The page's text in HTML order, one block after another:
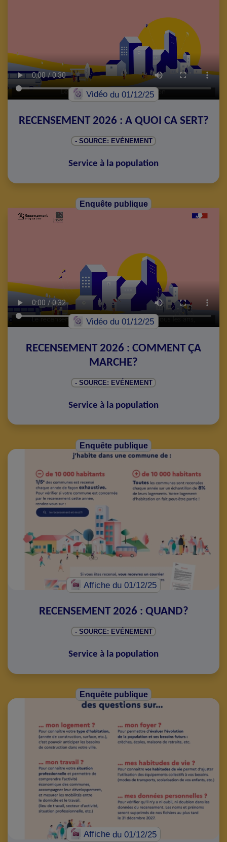
Vidéodu 01/12/25
RECENSEMENT 2026 : A QUOI CA SERT?
- SOURCE: EVÉNEMENT
Service à la population
Enquête publique
Vidéodu 01/12/25
RECENSEMENT 2026 : COMMENT ÇA
MARCHE?
- SOURCE: EVÉNEMENT
Service à la population
Enquête publique
Affiche du 01/12/25
RECENSEMENT 2026 : QUAND?
- SOURCE: EVÉNEMENT
Service à la population
Enquête publique
Affiche du 01/12/25